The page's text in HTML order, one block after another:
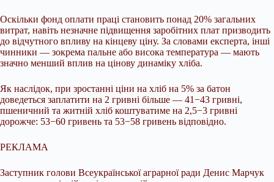
Оскільки фонд оплати праці становить понад 20% загальних
витрат, навіть незначне підвищення заробітних плат призводить
до відчутного впливу на кінцеву ціну. За словами експерта, інші
чинники — зокрема пальне або висока температура — мають
значно менший вплив на цінову динаміку хліба.
Як наслідок, при зростанні ціни на хліб на 5% за батон
доведеться заплатити на 2 гривні більше — 41−43 гривні,
пшеничний та житній хліб коштуватиме на 2,5−3 гривні
дорожче: 53−60 гривень та 53−58 гривень відповідно.
РЕКЛАМА
Заступник голови Всеукраїнської аграрної ради Денис Марчук